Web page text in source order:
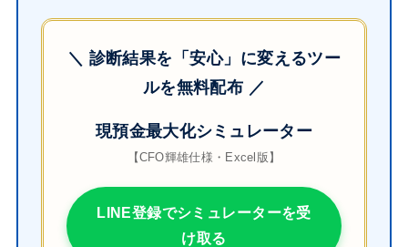
＼ 診断結果を「安心」に変えるツー
ルを無料配布 ／
現預金最大化シミュレーター
【CFO輝雄仕様・Excel版】
LINE登録でシミュレーターを受
け取る